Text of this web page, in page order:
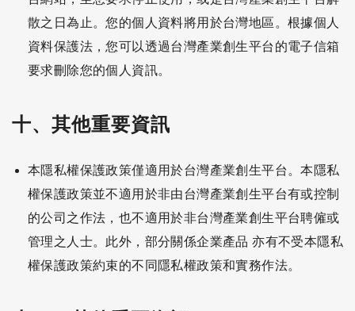
散之日為止。您的個人資料將用於台灣地區。根據個人
資料保護法，您可以透過台灣產業創生平台的電子信箱
要求刪除您的個人資訊。
十、其他重要資訊
本隱私權保護政策僅適用於台灣產業創生平台。本隱私
權保護政策並不適用於非由台灣產業創生平台有或控制
的公司之作法，也不適用於非台灣產業創生平台聘僱或
管理之人士。此外，部分關係企業產品 亦有不受本隱私
權保護政策約束的不同隱私權政策和實務作法。